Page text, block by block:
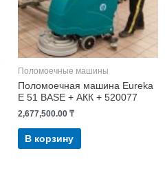
Поломоечные машины
Поломоечная машина Eureka
E 51 BASE + АКК + 520077
2,677,500.00 ₸
В корзину